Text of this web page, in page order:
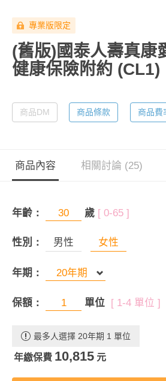
專業版限定
(舊版)國泰人壽真康
健康保險附約 (CL1)
商品DM 商品條款 商品費
商品內容 相關討論 (25)
年齡： 歲 [ 0-65 ]
性別： 男性 女性
年期：
保額： 單位 [ 1-4 單位 ]
最多人選擇 20年期 1 單位
年繳保費 10,815 元